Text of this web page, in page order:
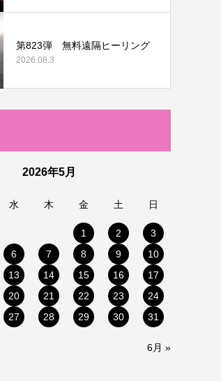
第823弾 無料遠隔ヒーリング
2026.08.3
2026年5月
水 木 金 土 日
1 2
3
6 7 8 9
10
13 14 15 16
17
20 21 22 23
24
27 28 29 30 31
6月 »